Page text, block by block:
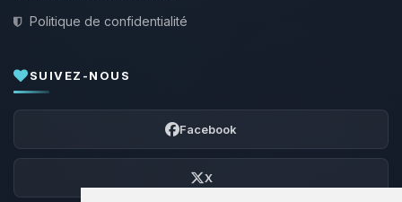
Politique de confidentialité
SUIVEZ-NOUS
Facebook
X